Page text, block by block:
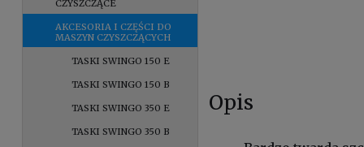
CZYSZCZĄCE
AKCESORIA I CZĘŚCI DO
MASZYN CZYSZCZĄCYCH
TASKI SWINGO 150 E
TASKI SWINGO 150 B
TASKI SWINGO 350 E
TASKI SWINGO 350 B
Opis